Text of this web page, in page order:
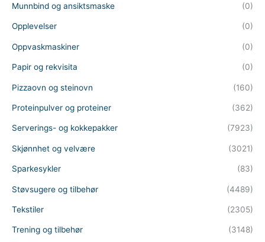
Munnbind og ansiktsmaske (0)
Opplevelser (0)
Oppvaskmaskiner (0)
Papir og rekvisita (0)
Pizzaovn og steinovn (160)
Proteinpulver og proteiner (362)
Serverings- og kokkepakker (7923)
Skjønnhet og velvære (3021)
Sparkesykler (83)
Støvsugere og tilbehør (4489)
Tekstiler (2305)
Trening og tilbehør (3148)